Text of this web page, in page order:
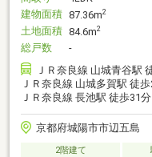
建物面積 87.36m2
土地面積 84.6m2
総戸数
-
ＪＲ奈良線 山城青谷駅
ＪＲ奈良線 山城多賀駅 徒
ＪＲ奈良線 長池駅 徒歩31分
京都府城陽市市辺五島
2階建て